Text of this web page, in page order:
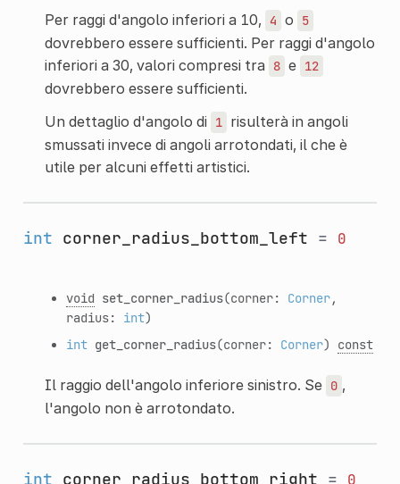
Per raggi d'angolo inferiori a 10,
4 o 5
dovrebbero essere sufficienti. Per raggi d'angolo
inferiori a 30, valori compresi tra
8 e 12
dovrebbero essere sufficienti.
Un dettaglio d'angolo di
1 risulterà in angoli
smussati invece di angoli arrotondati, il che è
utile per alcuni effetti artistici.
int corner_radius_bottom_left = 0
void set_corner_radius(corner: Corner,
radius: int)
int get_corner_radius(corner: Corner) const
Il raggio dell'angolo inferiore sinistro. Se 0 ,
l'angolo non è arrotondato.
int corner_radius_bottom_right = 0